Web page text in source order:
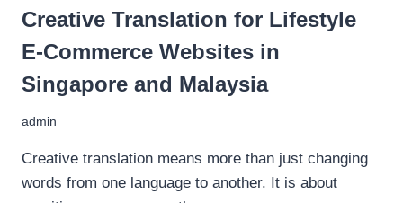
Creative Translation for Lifestyle
E-Commerce Websites in
Singapore and Malaysia
admin
Creative translation means more than just changing
words from one language to another. It is about